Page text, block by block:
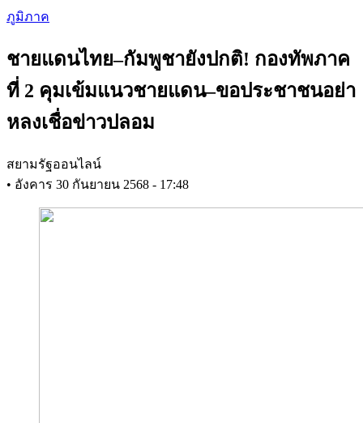
Skip
to
content
ภูมิภาค
ชายแดนไทย–กัมพูชายังปกติ! กองทัพภาค
ที่ 2 คุมเข้มแนวชายแดน–ขอประชาชนอย่า
หลงเชื่อข่าวปลอม
สยามรัฐออนไลน์
• อังคาร 30 กันยายน 2568 - 17:48